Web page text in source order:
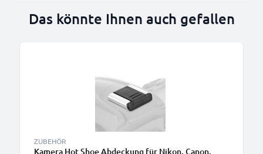
Das könnte Ihnen auch gefallen
ZUBEHÖR
Kamera Hot Shoe Abdeckung für Nikon, Canon,